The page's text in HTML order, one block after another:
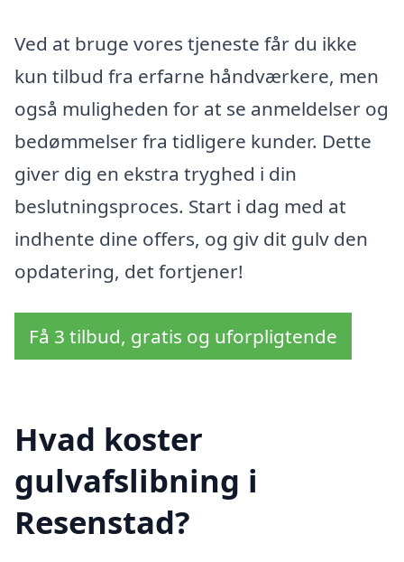
Ved at bruge vores tjeneste får du ikke
kun tilbud fra erfarne håndværkere, men
også muligheden for at se anmeldelser og
bedømmelser fra tidligere kunder. Dette
giver dig en ekstra tryghed i din
beslutningsproces. Start i dag med at
indhente dine offers, og giv dit gulv den
opdatering, det fortjener!
Få 3 tilbud, gratis og uforpligtende
Hvad koster
gulvafslibning i
Resenstad?